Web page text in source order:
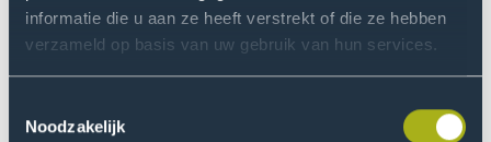
informatie die u aan ze heeft verstrekt of die ze hebben
verzameld op basis van uw gebruik van hun services.
Noodzakelijk
Coördinerend of senior verpleegkundige
Verpleegkundige niveau 6